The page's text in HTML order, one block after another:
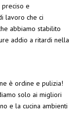
e
lavoro che ci
abbiamo stabilito
addio a ritardi nella
è ordine e pulizia!
solo ai migliori
e la cucina ambienti